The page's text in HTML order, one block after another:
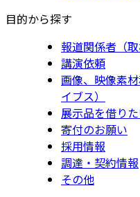
目的から探す
報道関係者（取
講演依頼
画像、映像素
イブス）
展示品を借り
寄付のお願い
採用情報
調達・契約情報
その他